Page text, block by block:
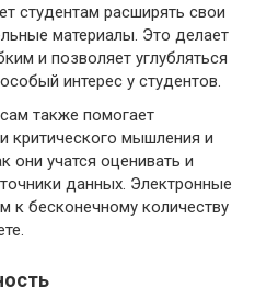
студентам расширять свои
материалы. Это делает
и позволяет углубляться
интерес у студентов.
также помогает
критического мышления и
они учатся оценивать и
данных. Электронные
к бесконечному количеству